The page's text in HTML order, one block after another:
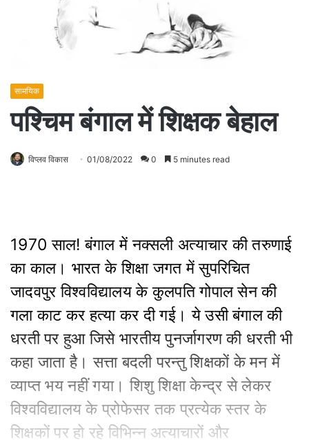
सामयिक
पश्चिम बंगाल में शिक्षक बेहाल
विप्लव विकास 01/08/2022 0 5 minutes read
1970 साल! बंगाल में नक्सली अत्याचार की तरुणाई
का काल। भारत के शिक्षा जगत में सुपरिचित
जादवपुर विश्वविद्यालय के कुलपति गोपाल सेन की
गला काट कर हत्या कर दी गई। ये उसी बंगाल की
धरती पर हुआ जिसे भारतीय पुनर्जागरण की धरती भी
कहा जाता है। सत्ता बदली परन्तु शिक्षकों के मन में
व्याप्त भय नहीं गया। शिशु शिक्षा केन्द्र से लेकर
विश्वविद्यालय के प्रोफेसर तक प्रत्येक स्तर के
शिक्षकों पर हो रहे विभिन्न अत्याचारों और